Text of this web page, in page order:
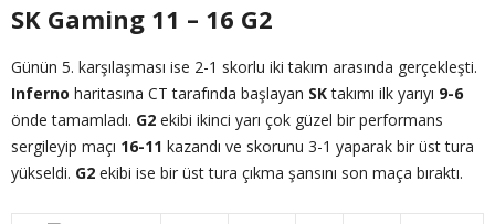
SK Gaming 11 – 16 G2
Günün 5. karşılaşması ise 2-1 skorlu iki takım arasında gerçekleşti.
Inferno haritasına CT tarafında başlayan SKtakımı ilk yarıyı 9-6
önde tamamladı. G2 ekibi ikinci yarı çok güzel bir performans
sergileyip maçı 16-11 kazandı ve skorunu 3-1 yaparak bir üst tura
yükseldi. G2 ekibi ise bir üst tura çıkma şansını son maça bıraktı.